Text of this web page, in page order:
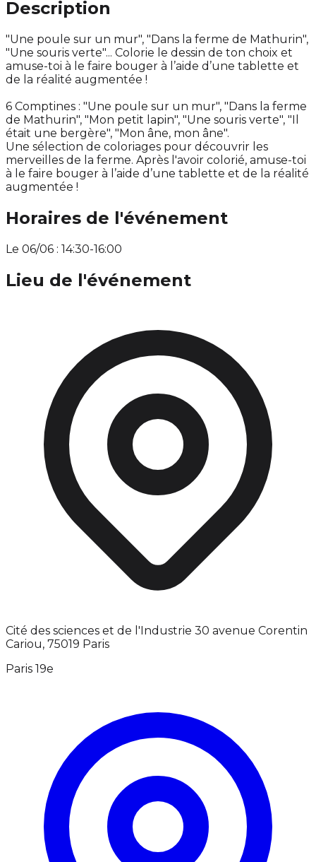
Description
"Une poule sur un mur", "Dans la ferme de Mathurin",
"Une souris verte"... Colorie le dessin de ton choix et
amuse-toi à le faire bouger à l’aide d’une tablette et
de la réalité augmentée !
6 Comptines : "Une poule sur un mur", "Dans la ferme
de Mathurin", "Mon petit lapin", "Une souris verte", "Il
était une bergère", "Mon âne, mon âne".
Une sélection de coloriages pour découvrir les
merveilles de la ferme. Après l'avoir colorié, amuse-toi
à le faire bouger à l’aide d’une tablette et de la réalité
augmentée !
Horaires de l'événement
Le 06/06 : 14:30-16:00
Lieu de l'événement
Cité des sciences et de l'Industrie 30 avenue Corentin
Cariou, 75019 Paris
Paris 19e